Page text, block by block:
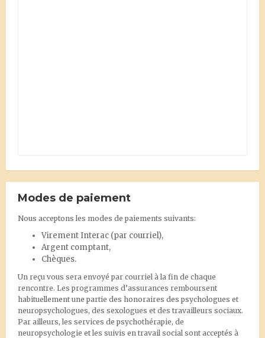
Modes de paiement
Nous acceptons les modes de paiements suivants:
Virement Interac (par courriel),
Argent comptant,
Chèques.
Un reçu vous sera envoyé par courriel à la fin de chaque
rencontre. Les programmes d’assurances remboursent
habituellement une partie des honoraires des psychologues et
neuropsychologues, des sexologues et des travailleurs sociaux.
Par ailleurs, les services de psychothérapie, de
neuropsychologie et les suivis en travail social sont acceptés à